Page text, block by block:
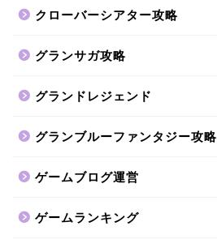
クローバーシアター攻略
グランサガ攻略
グランドレジェンド
グランブルーファンタジー攻略
ゲームブログ運営
ゲームランキング